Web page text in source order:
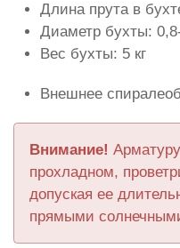
Длина прута в
Диаметр бухты:
Вес бухты: 5 кг
Внешнее
Внимание!
прохладном,
допуская ее
прямыми